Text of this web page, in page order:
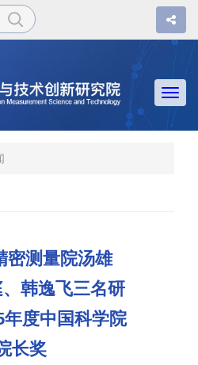
密测量院汤雄
韩逸飞三名研
年度中国科学院
长奖